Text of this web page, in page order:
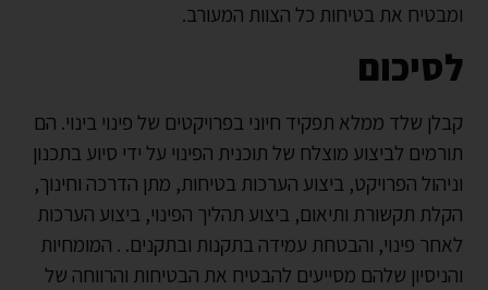
ומבטיח את בטיחות כל הצוות המעורב.
לסיכום
קבלן שלד ממלא תפקיד חיוני בפרויקטים של פינוי בינוי. הם
תורמים לביצוע מוצלח של תוכנית הפינוי על ידי סיוע בתכנון
וניהול הפרויקט, ביצוע הערכות בטיחות, מתן הדרכה וחינוך,
הקלת תקשורת ותיאום, ביצוע תהליך הפינוי, ביצוע הערכות
לאחר פינוי, והבטחת עמידה בתקנות ובתקנים. . המומחיות
והניסיון שלהם מסייעים להבטיח את הבטיחות והרווחה של